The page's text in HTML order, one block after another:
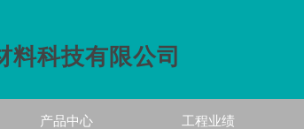
料科技有限公司
产品中心 工程业绩